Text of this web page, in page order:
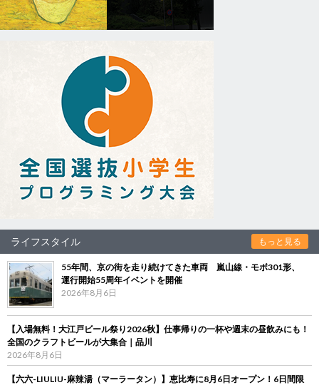
ライフスタイル もっと見る
55年間、京の街を走り続けてきた車両 嵐山線・モボ301形、
運行開始55周年イベントを開催
2026年8月6日
【入場無料！大江戸ビール祭り2026秋】仕事帰りの一杯や週末の昼飲みにも！
全国のクラフトビールが大集合｜品川
2026年8月6日
【六六-LIULIU-麻辣湯（マーラータン）】恵比寿に8月6日オープン！6日間限